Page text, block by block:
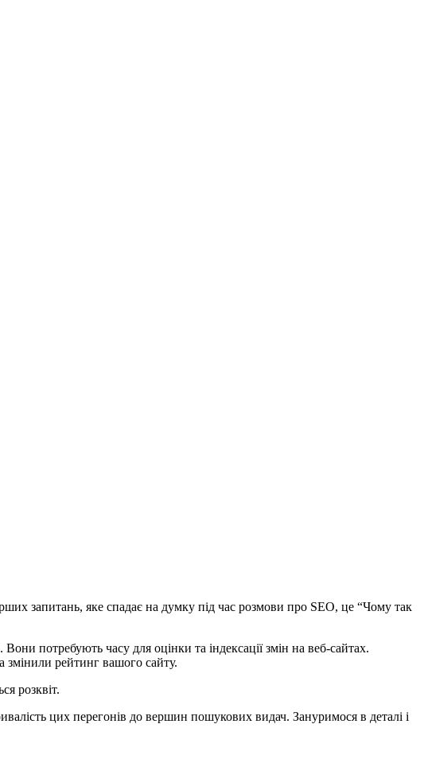
запитань, яке спадає на думку під час розмови про SEO, це “Чому так
потребують часу для оцінки та індексації змін на веб-сайтах.
змінили рейтинг вашого сайту.
розквіт.
цих перегонів до вершин пошукових видач. Зануримося в деталі і